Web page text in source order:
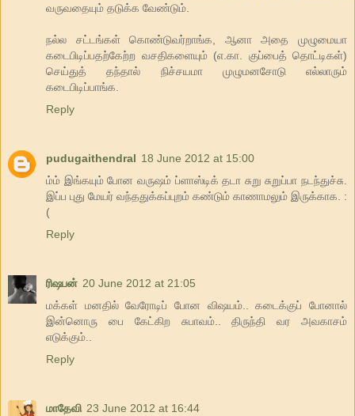
வருவதையும் தடுக்க வேண்டும்.
நல்ல சட்டங்கள் கொண்டுவர்றாங்க, ஆனா அதை முழுமையா
கடைபிடிப்பதற்கேற்ற வசதிகளையும் (எ.கா. குப்பைத் தொட்டிகள்)
செய்துத் தந்தால் நிச்சயமா முழுமனசோடு எல்லாரும்
கடைபிடிப்பாங்க.
Reply
pudugaithendral 18 June 2012 at 15:00
ம்ம் இங்கயும் போன வருஷம் ப்ளாஸ்டிக் தடா சுறு சுறுப்பா நடந்துச்சு.
இப்ப புது மேயர் வந்ததுக்கப்புறம் கண்டும் காணாமலும் இருக்காக. :
(
Reply
ரிஷபன் 20 June 2012 at 21:05
மக்கள் மனதில் வேரோடிப் போன விஷயம்.. கடைக்குப் போனால்
இன்னொரு பை கேட்கிற சுபாவம்.. திருந்தி வர அவகாசம்
எடுக்கும்..
Reply
மாதேவி 23 June 2012 at 16:44